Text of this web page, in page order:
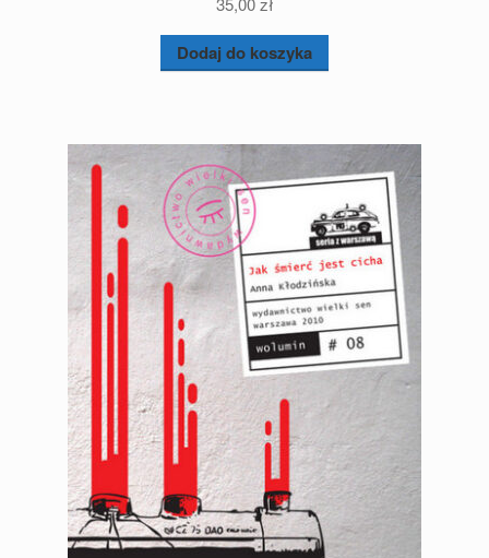
Dodaj do koszyka